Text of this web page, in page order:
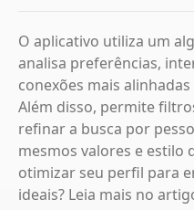
O aplicativo utiliza um
analisa preferências,
conexões mais
Além disso, permite
refinar a busca por
mesmos valores e estilo
otimizar seu perfil para
ideais? Leia mais no